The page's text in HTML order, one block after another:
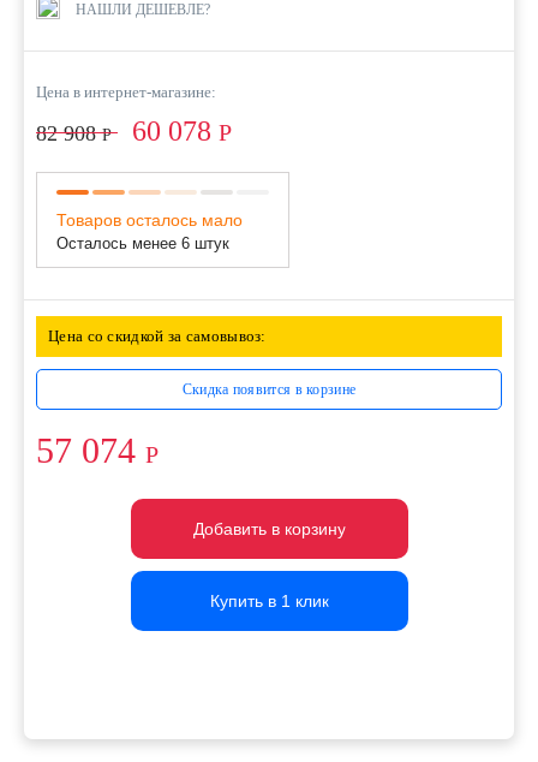
НАШЛИ ДЕШЕВЛЕ?
Цена в интернет-магазине:
82 908Р 60 078 Р
Товаров осталось мало
Осталось менее 6 штук
Цена со скидкой за самовывоз:
Скидка появится в корзине
57 074 Р
Добавить в корзину
Добавить в корзину
Добавить в корзину
Купить в 1 клик
Купить в 1 клик
Купить в 1 клик